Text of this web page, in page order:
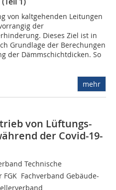
von kaltgehenden Leitungen
der
Dieses Ziel ist in
Grundlage der Berechungen
der Dämmschichtdicken. So
mehr
von Lüftungs-
der Covid-19-
Technische
 Fachverband Gebäude-
